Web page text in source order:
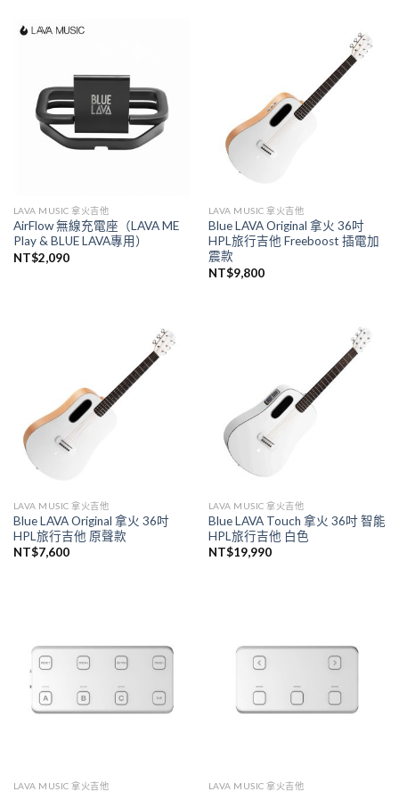
LAVA MUSIC 拿火吉他
AirFlow 無線充電座（LAVA ME
Play & BLUE LAVA專用）
NT$2,090
LAVA MUSIC 拿火吉他
Blue LAVA Original 拿火 36吋
HPL旅行吉他 Freeboost 插電加
震款
NT$9,800
LAVA MUSIC 拿火吉他
Blue LAVA Original 拿火 36吋
HPL旅行吉他 原聲款
NT$7,600
LAVA MUSIC 拿火吉他
Blue LAVA Touch 拿火 36吋 智能
HPL旅行吉他 白色
NT$19,990
LAVA MUSIC 拿火吉他 LAVA MUSIC 拿火吉他